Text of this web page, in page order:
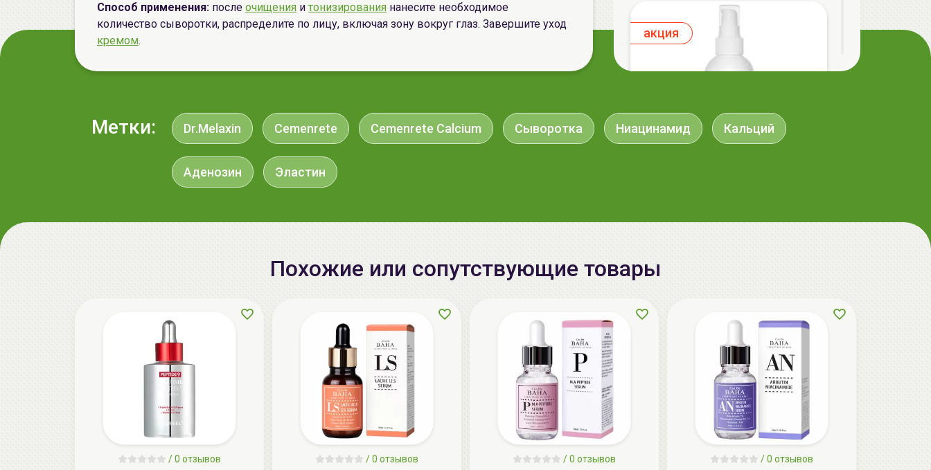
Способ применения: после очищения и тонизирования нанесите необходимое
количество сыворотки, распределите по лицу, включая зону вокруг глаз. Завершите уход
кремом.
aкция
aкция
Метки: Dr.Melaxin Cemenrete Cemenrete Calcium Сыворотка Ниацинамид Кальций
Аденозин Эластин
Похожие или сопутствующие товары
/0 отзывов
/0 отзывов
/0 отзывов
/0 отзывов